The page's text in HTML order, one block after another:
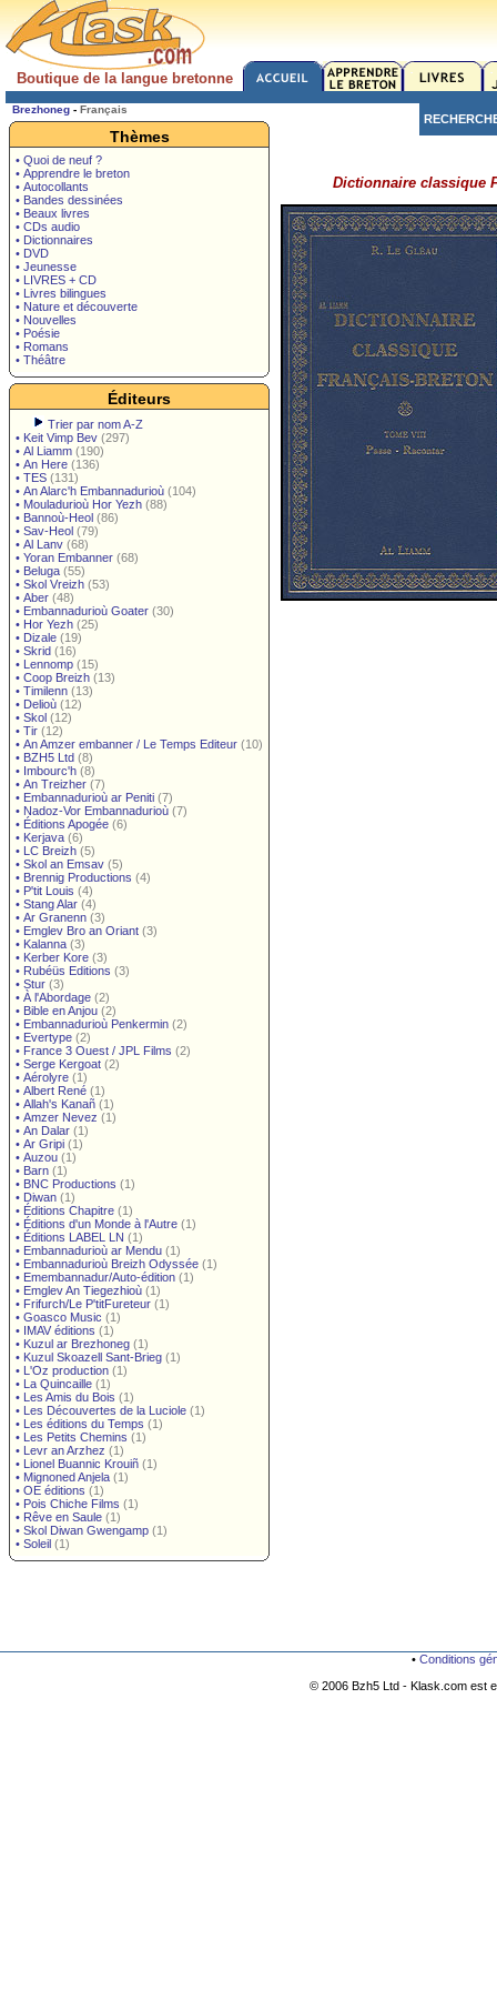
Boutique de la langue bretonne
Brezhoneg - Français
Thèmes
• Quoi de neuf ?
• Apprendre le breton
• Autocollants
• Bandes dessinées
• Beaux livres
• CDs audio
• Dictionnaires
• DVD
• Jeunesse
• LIVRES + CD
• Livres bilingues
• Nature et découverte
• Nouvelles
• Poésie
• Romans
• Théâtre
Éditeurs
Trier par nom A-Z
• Keit Vimp Bev (297)
• Al Liamm (190)
• An Here (136)
• TES (131)
• An Alarc'h Embannadurioù (104)
• Mouladurioù Hor Yezh (88)
• Bannoù-Heol (86)
• Sav-Heol (79)
• Al Lanv (68)
• Yoran Embanner (68)
• Beluga (55)
• Skol Vreizh (53)
• Aber (48)
• Embannadurioù Goater (30)
• Hor Yezh (25)
• Dizale (19)
• Skrid (16)
• Lennomp (15)
• Coop Breizh (13)
• Timilenn (13)
• Delioù (12)
• Skol (12)
• Tir (12)
• An Amzer embanner / Le Temps Editeur (10)
• BZH5 Ltd (8)
• Imbourc'h (8)
• An Treizher (7)
• Embannadurioù ar Peniti (7)
• Nadoz-Vor Embannadurioù (7)
• Éditions Apogée (6)
• Kerjava (6)
• LC Breizh (5)
• Skol an Emsav (5)
• Brennig Productions (4)
• P'tit Louis (4)
• Stang Alar (4)
• Ar Granenn (3)
• Emglev Bro an Oriant (3)
• Kalanna (3)
• Kerber Kore (3)
• Rubéüs Editions (3)
• Stur (3)
• À l'Abordage (2)
• Bible en Anjou (2)
• Embannadurioù Penkermin (2)
• Evertype (2)
• France 3 Ouest / JPL Films (2)
• Serge Kergoat (2)
• Aérolyre (1)
• Albert René (1)
• Allah's Kanañ (1)
• Amzer Nevez (1)
• An Dalar (1)
• Ar Gripi (1)
• Auzou (1)
• Barn (1)
• BNC Productions (1)
• Diwan (1)
• Éditions Chapitre (1)
• Éditions d'un Monde à l'Autre (1)
• Éditions LABEL LN (1)
• Embannadurioù ar Mendu (1)
• Embannadurioù Breizh Odyssée (1)
• Emembannadur/Auto-édition (1)
• Emglev An Tiegezhioù (1)
• Frifurch/Le P'titFureteur (1)
• Goasco Music (1)
• IMAV éditions (1)
• Kuzul ar Brezhoneg (1)
• Kuzul Skoazell Sant-Brieg (1)
• L'Oz production (1)
• La Quincaille (1)
• Les Amis du Bois (1)
• Les Découvertes de la Luciole (1)
• Les éditions du Temps (1)
• Les Petits Chemins (1)
• Levr an Arzhez (1)
• Lionel Buannic Krouiñ (1)
• Mignoned Anjela (1)
• OE éditions (1)
• Pois Chiche Films (1)
• Rêve en Saule (1)
• Skol Diwan Gwengamp (1)
• Soleil (1)
Dictionnaire classique
• Conditions
© 2006 Bzh5 Ltd - Klask.com est